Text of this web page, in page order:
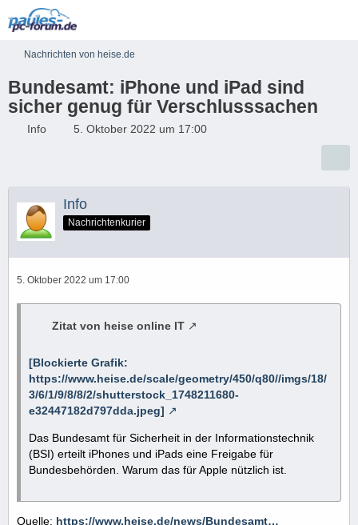
Nachrichten von heise.de
Bundesamt: iPhone und iPad sind
sicher genug für Verschlusssachen
Info 5. Oktober 2022 um 17:00
Info
Nachrichtenkurier
5. Oktober 2022 um 17:00
Zitat von heise online IT
[Blockierte Grafik:
https://www.heise.de/scale/geometry/450/q80//imgs/18/
3/6/1/9/8/8/2/shutterstock_1748211680-
e32447182d797dda.jpeg]
Das Bundesamt für Sicherheit in der Informationstechnik
(BSI) erteilt iPhones und iPads eine Freigabe für
Bundesbehörden. Warum das für Apple nützlich ist.
Quelle: https://www.heise.de/news/Bundesamt…